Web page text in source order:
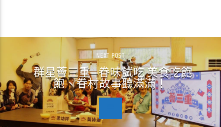
NEXT POST
群星薈三重─眷味試吃 美食吃飽
飽、眷村故事聽滿滿！